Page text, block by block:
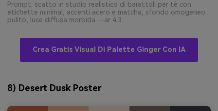
Prompt: scatto in studio realistico di barattoli per tè con
etichette minimal, accenti acero e matcha, sfondo omogeneo
pulito, luce diffusa morbida --ar 4:3
Crea Gratis Visual Di Palette Ginger Con IA
8) Desert Dusk Poster